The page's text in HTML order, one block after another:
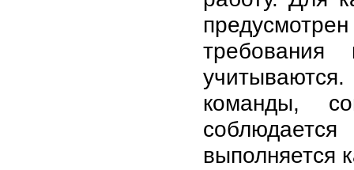
команды,
выполняется